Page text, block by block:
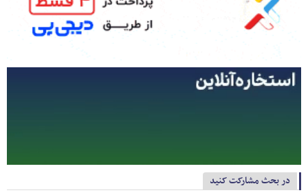
در بحث مشارکت کنید